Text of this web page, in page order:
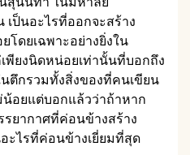
ป็นอะไรที่ออกจะสร้าง
โดยเฉพาะอย่างยิ่งใน
พียงนิดหน่อยเท่านั้นที่บอกถึง
ตึกรวมทั้งสิ่งของที่คนเขียน
อยแต่บอกแล้วว่าถ้าหาก
รยากาศที่ค่อนข้างสร้าง
ะไรที่ค่อนข้างเยี่ยมที่สุด